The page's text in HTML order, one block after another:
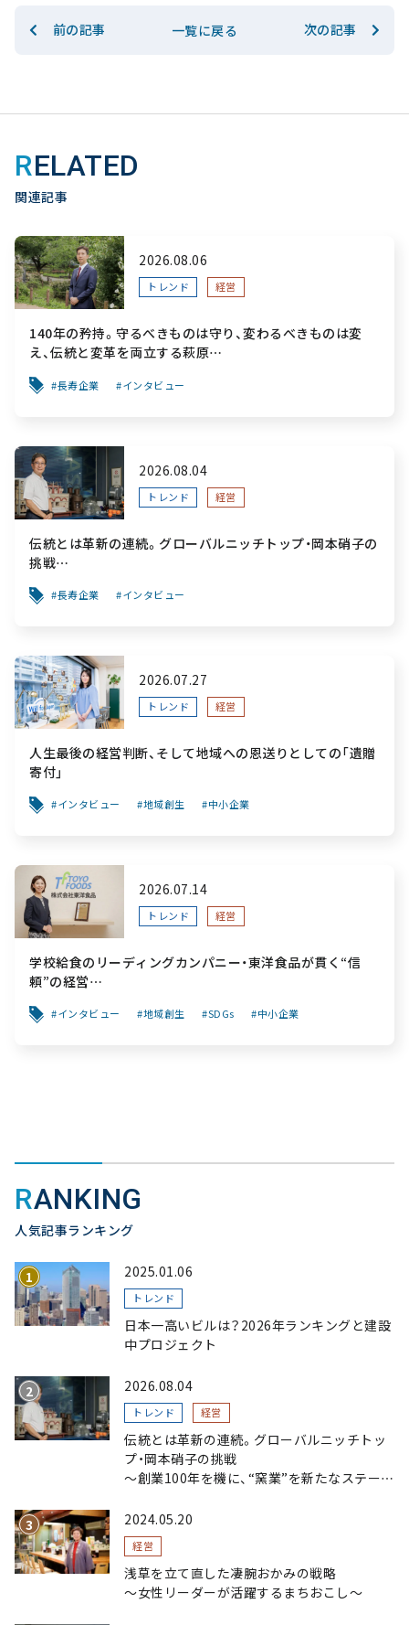
前の記事 一覧に戻る 次の記事
RELATED
関連記事
2026.08.06
トレンド 経営
140年の矜持。守るべきものは守り、変わるべきものは変
え、伝統と変革を両立する萩原
長寿企業 インタビュー
2026.08.04
トレンド 経営
伝統とは革新の連続。グローバルニッチトップ・岡本硝子の
挑戦
こだわり、ガラスを超える経営戦略～
長寿企業 インタビュー
2026.07.27
トレンド 経営
人生最後の経営判断、そして地域への恩送りとしての「遺贈
寄付」
インタビュー 地域創生 中小企業
2026.07.14
トレンド 経営
学校給食のリーディングカンパニー・東洋食品が貫く“信
頼”の経営
へ繋ぐ挑戦～
インタビュー 地域創生 SDGs 中小企業
RANKING
人気記事ランキング
2025.01.06
トレンド
日本一高いビルは？2026年ランキングと建設
中プロジェクト
2026.08.04
トレンド 経営
伝統とは革新の連続。グローバルニッチトッ
プ・岡本硝子の挑戦
～創業100年を機に、“窯業”を新たなステージ
略～
2024.05.20
経営
浅草を立て直した凄腕おかみの戦略
〜女性リーダーが活躍するまちおこし〜